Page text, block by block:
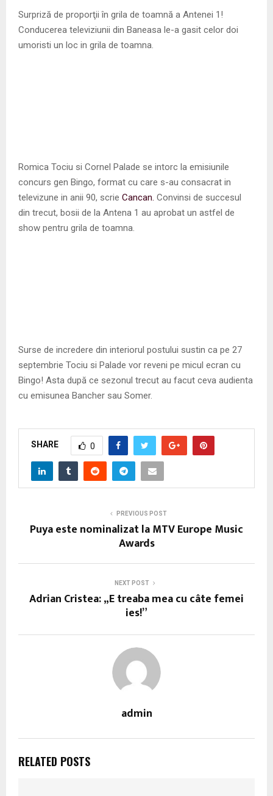
E
Surpriză de proporţii în grila de toamnă a Antenei 1!
Conducerea televiziunii din Baneasa le-a gasit celor doi
umoristi un loc in grila de toamna.
Romica Tociu si Cornel Palade se intorc la emisiunile
concurs gen Bingo, format cu care s-au consacrat in
televizune in anii 90, scrie Cancan. Convinsi de succesul
din trecut, bosii de la Antena 1 au aprobat un astfel de
show pentru grila de toamna.
Surse de incredere din interiorul postului sustin ca pe 27
septembrie Tociu si Palade vor reveni pe micul ecran cu
Bingo! Asta după ce sezonul trecut au facut ceva audienta
cu emisunea Bancher sau Somer.
SHARE 0
PREVIOUS POST
Puya este nominalizat la MTV Europe Music
Awards
NEXT POST
Adrian Cristea: „E treaba mea cu câte femei
ies!”
admin
RELATED POSTS